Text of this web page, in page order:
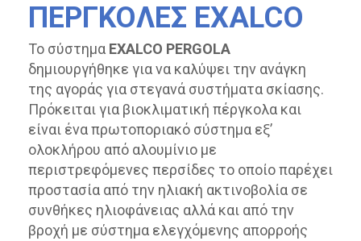
ΠΕΡΓΚΟΛΕΣ EXALCO
Το σύστημα EXALCO PERGOLA
δημιουργήθηκε για να καλύψει την ανάγκη
της αγοράς για στεγανά συστήματα σκίασης.
Πρόκειται για βιοκλιματική πέργκολα και
είναι ένα πρωτοποριακό σύστημα εξ’
ολοκλήρου από αλουμίνιο με
περιστρεφόμενες περσίδες το οποίο παρέχει
προστασία από την ηλιακή ακτινοβολία σε
συνθήκες ηλιοφάνειας αλλά και από την
βροχή με σύστημα ελεγχόμενης απορροής